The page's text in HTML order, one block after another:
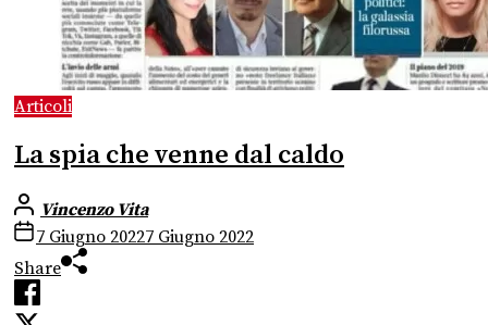
Articoli
La spia che venne dal caldo
Vincenzo Vita
7 Giugno 20227 Giugno 2022
Share